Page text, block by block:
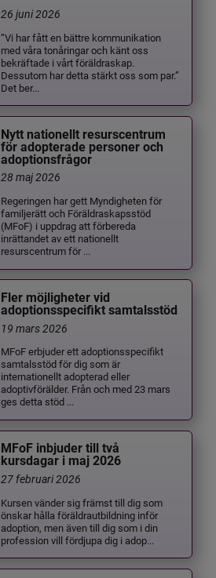
26 juni 2026
”Vi har fått en bättre kommunikation
med våra tonåringar och känt oss
bekräftade i vårt föräldraskap.
Dessutom har detta stärkt oss som par.”
Det ber...
Nytt nationellt resurscentrum
för adopterade personer och
adoptionsfrågor
28 maj 2026
Regeringen har gett Myndigheten för
familjerätt och Föräldraskapsstöd
(MFoF) i uppdrag att förbereda
inrättandet av ett nationellt
resurscentrum för ...
Fler möjligheter vid
adoptionsspecifikt samtalsstöd
19 mars 2026
MFoF erbjuder ett adoptionsspecifikt
samtalsstöd för dig som är
internationellt adopterad eller
adoptivförälder. Från och med 23 mars
ges detta stöd ...
MFoF inbjuder till två
kursdagar i maj 2026
27 februari 2026
Kursen vänder sig främst till dig som
önskar hålla föräldrautbildning inför
adoption, men även till dig som i din
profession vill fördjupa dig i adop...